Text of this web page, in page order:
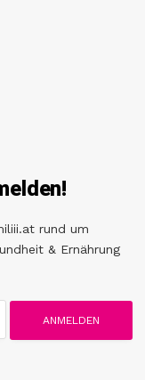
rund um
& Ernährung